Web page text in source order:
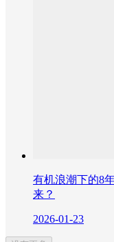
有机浪潮下的8
来？
2026-01-23